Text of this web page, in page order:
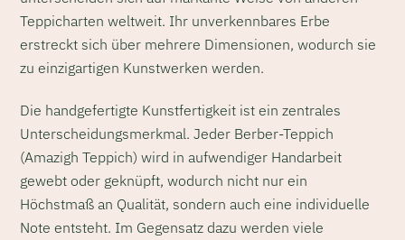
Teppicharten weltweit. Ihr unverkennbares Erbe
erstreckt sich über mehrere Dimensionen, wodurch sie
zu einzigartigen Kunstwerken werden.
Die handgefertigte Kunstfertigkeit ist ein zentrales
Unterscheidungsmerkmal. Jeder Berber-Teppich
(Amazigh Teppich) wird in aufwendiger Handarbeit
gewebt oder geknüpft, wodurch nicht nur ein
Höchstmaß an Qualität, sondern auch eine individuelle
Note entsteht. Im Gegensatz dazu werden viele